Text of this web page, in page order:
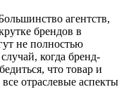
агентств,
брендов в
не полностью
когда бренд-
что товар и
отраслевые аспекты